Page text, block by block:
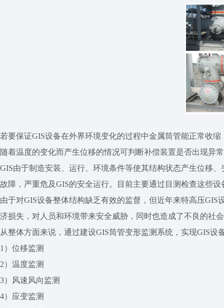
若要保证GIS设备在外界环境变化的过程中金属筒管能正常收
随着温度的变化而产生位移的情况可判断补偿装置是否出现异
GIS由于制造安装、运行、环境条件等使其结构状态产生位移
故障，严重危及GIS的安全运行。目前主要通过目测检查这些
由于对GIS设备整体结构缺乏有效的监督，但近年来特高压
济损失，对人员和环境带来安全威胁，同时也造成了不良的社
从整体方面来说，通过建设GIS筒管变形监测系统，实现GIS
1）位移监测
2）温度监测
3）风速风向监测
4）应变监测